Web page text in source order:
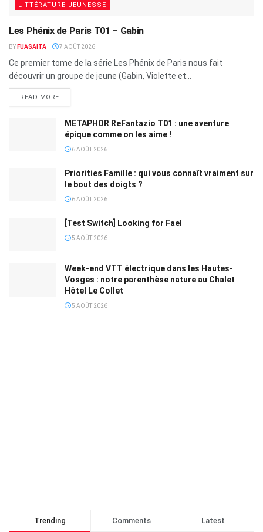
LITTÉRATURE JEUNESSE
Les Phénix de Paris T01 – Gabin
BY FUASAITA 7 AOÛT 2026
Ce premier tome de la série Les Phénix de Paris nous fait
découvrir un groupe de jeune (Gabin, Violette et...
READ MORE
METAPHOR ReFantazio T01 : une aventure
épique comme on les aime !
6 AOÛT 2026
Priorities Famille : qui vous connaît vraiment sur
le bout des doigts ?
6 AOÛT 2026
[Test Switch] Looking for Fael
5 AOÛT 2026
Week-end VTT électrique dans les Hautes-
Vosges : notre parenthèse nature au Chalet
Hôtel Le Collet
5 AOÛT 2026
Trending Comments Latest